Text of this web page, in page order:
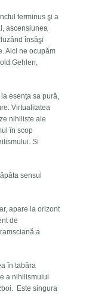
terminus şi a
ascensiunea
însăşi
Aici ne ocupăm
Gehlen,
esenţa sa pură,
Virtualitatea
nihiliste ale
în scop
Si
sensul
apare la orizont
de
a
în tabăra
a nihilismului
Este singura